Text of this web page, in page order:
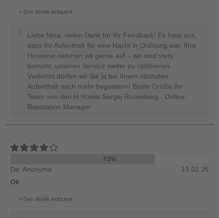
Des détails indiquent
Liebe Nina, vielen Dank für Ihr Feedback! Es freut uns,
dass Ihr Aufenthalt für eine Nacht in Ordnung war. Ihre
Hinweise nehmen wir gerne auf – wir sind stets
bemüht, unseren Service weiter zu optimieren.
Vielleicht dürfen wir Sie ja bei Ihrem nächsten
Aufenthalt noch mehr begeistern! Beste Grüße Ihr
Team von den H-Hotels Sergej Rosenberg - Online
Reputation Manager
73%
De: Anonyme
19.02.25
Ok
Des détails indiquent